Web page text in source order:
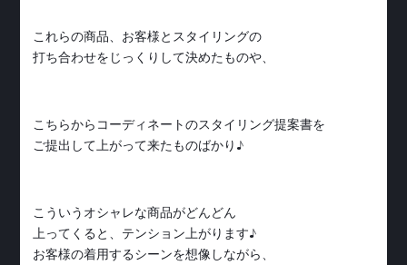
これらの商品、お客様とスタイリングの
打ち合わせをじっくりして決めたものや、
こちらからコーディネートのスタイリング提案書を
ご提出して上がって来たものばかり♪
こういうオシャレな商品がどんどん
上ってくると、テンション上がります♪
お客様の着用するシーンを想像しながら、